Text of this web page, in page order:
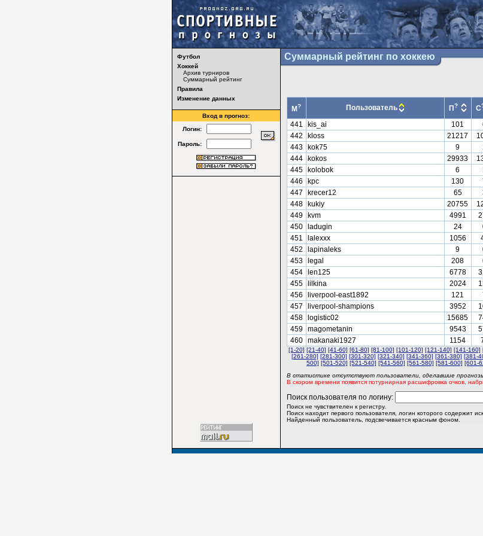
Футбол
Хоккей
Архив турниров
Суммарный рейтинг
Правила
Изменение данных
Вход в прогноз:
Логин:
Пароль:
Суммарный рейтинг по хоккею
М? Пользователь П? С
441 kis_ai 101
442 kloss 21217
443 kok75 9
444 kokos 29933
445 kolobok 6
446 kpc 130
447 krecer12 65
448 kukiy 20755
449 kvm 4991
450 ladugin 24
451 lalexxx 1056
452 lapinaleks 9
453 legal 208
454 len125 6778
455 lilkina 2024
456 liverpool-east1892 121
457 liverpool-shampions 3952
458 logistic02 15685
459 magometanin 9543
460 makanaki1927 1154
[1-20] [21-40] [41-60] [61-80] [81-100] [101-120] [121-140] [141-160]
[261-280] [281-300] [301-320] [321-340] [341-360] [361-380] [381-
500] [501-520] [521-540] [541-560] [561-580] [581-600] [601-
В статистике отсутствуют пользователи, сделавшие
В скором времени появится потурнирная расшифровка очков,
Поиск пользователя по логину:
Поиск не чувствителен к регистру.
Поиск находит первого пользователя, логин которого содержит
Найденный пользователь, подсвечивается красным фоном.